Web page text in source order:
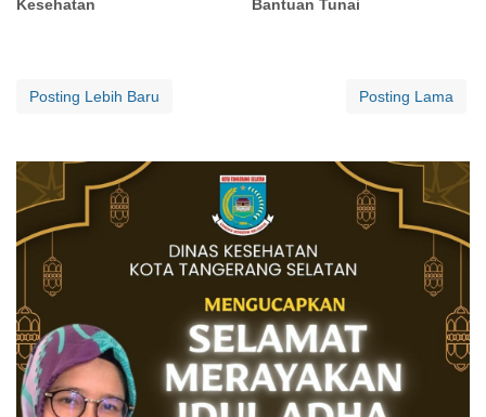
Kesehatan Bantuan Tunai
Posting Lebih Baru Posting Lama